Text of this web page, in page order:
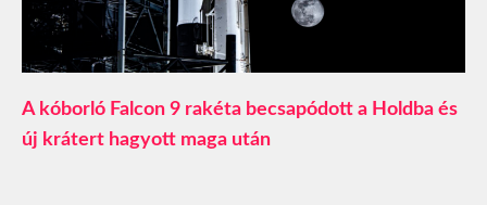
A kóborló Falcon 9 rakéta becsapódott a Holdba és
új krátert hagyott maga után